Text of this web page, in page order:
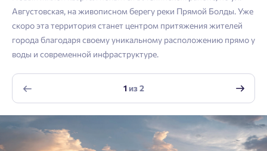
Email
персональных данных
Отправить
Августовская, на живописном берегу реки Прямой Болды. Уже
скоро эта территория станет центром притяжения жителей
города благодаря своему уникальному расположению прямо у
воды и современной инфраструктуре.
1из2
Отправить
Войти
Личный кабинет
Введите номер телефона, чтобы войти или
зарегистрироваться.
Телефон
Личный кабинет
Мы отправили код на номер .
Отправить